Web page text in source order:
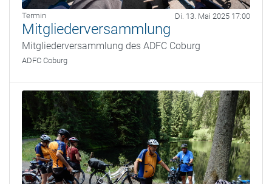
Termin Di. 13. Mai 2025 17:00
Mitgliederversammlung
Mitgliederversammlung des ADFC Coburg
ADFC Coburg